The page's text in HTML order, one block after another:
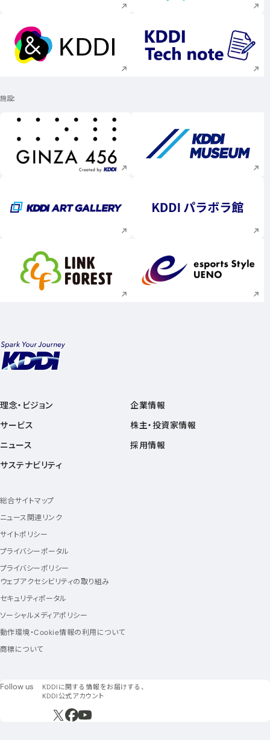
新規ウィンドウで開く 新規ウィンドウで
施設
新規ウィンドウで開く 新規ウィンドウで
新規ウィンドウで開く 新規ウィンドウで
新規ウィンドウで開く 新規ウィンドウで
理念・ビジョン
サービス
ニュース
サステナビリティ
企業情報
株主・投資家情報
採用情報
総合サイトマップ
ニュース関連リンク
サイトポリシー
プライバシーポータル
プライバシーポリシー
ウェブアクセシビリティの取り組み
セキュリティポータル
ソーシャルメディアポリシー
動作環境・Cookie情報の利用について
商標について
Follow us フォローアス
KDDIに関する情報をお届けする、
KDDI公式アカウント
新規ウィンドウで開く
新規ウィンドウで開く
新規ウィンドウで開く